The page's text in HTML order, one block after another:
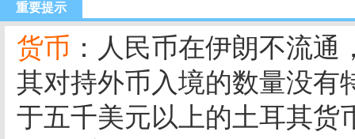
重要提示
货币 ：人民币在伊朗不流
其对持外币入境的数量没有
于五千美元以上的土耳其货